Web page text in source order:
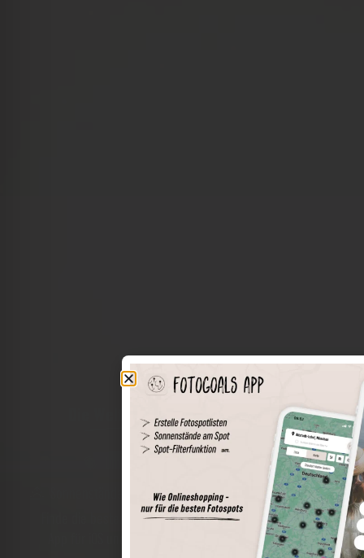
Die Welt der Orte in deiner Tasche
Spots speichern
Sonnenstände am Spot
Spotdetails
Filterfunktion
Finde die besten Fotospots noch einfacher mit unserer
App für iOS und Android und genieße einen größeren